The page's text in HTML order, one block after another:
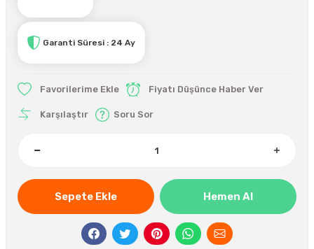
Garanti Süresi : 24 Ay
Fiyatı Düşünce Haber Ver
Karşılaştır Soru Sor
Sepete Ekle Hemen Al